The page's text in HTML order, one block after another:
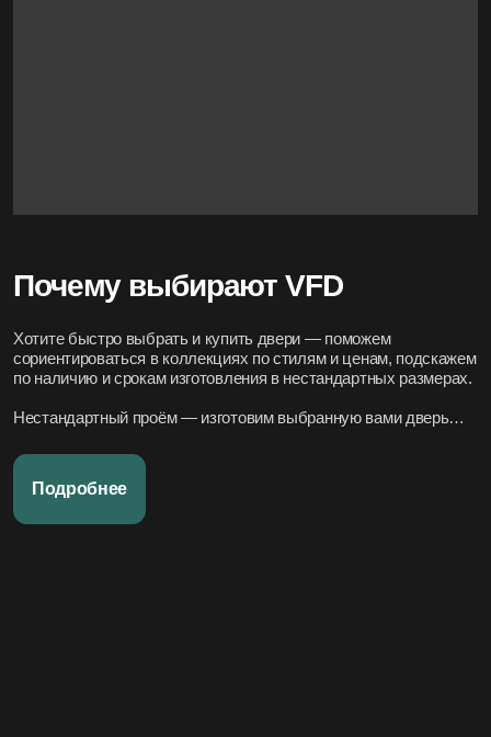
Почему выбирают VFD
Хотите быстро выбрать и купить двери — поможем
сориентироваться в коллекциях по стилям и ценам, подскажем
по наличию и срокам изготовления в нестандартных размерах.
Нестандартный проём — изготовим выбранную вами дверь
подходящие модели по дизайн-проекту или по фото.
Подробнее